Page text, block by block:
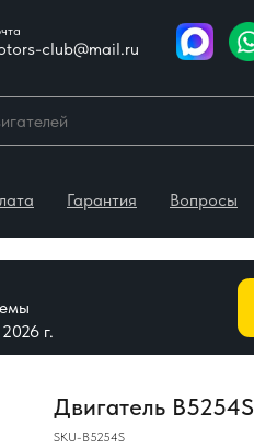
club@mail.ru
Гарантия Вопросы
г.
Двигатель B5254S
SKU-B5254S